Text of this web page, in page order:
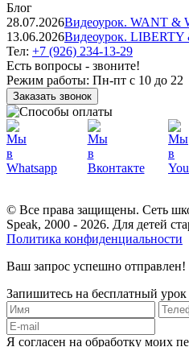
Блог
28.07.2026Видеоурок. WANT &
13.06.2026Видеоурок.
Тел: +7 (926) 234-13-29
Есть вопросы - звоните!
Режим работы: Пн-пт с 10 до 22
Заказать звонок
© Все права защищены. Сеть
Speak, 2000 - 2026. Для детей
Политика конфиденциальности
Ваш запрос успешно отправлен!
Запишитесь на бесплатный
Я согласен на обработку моих